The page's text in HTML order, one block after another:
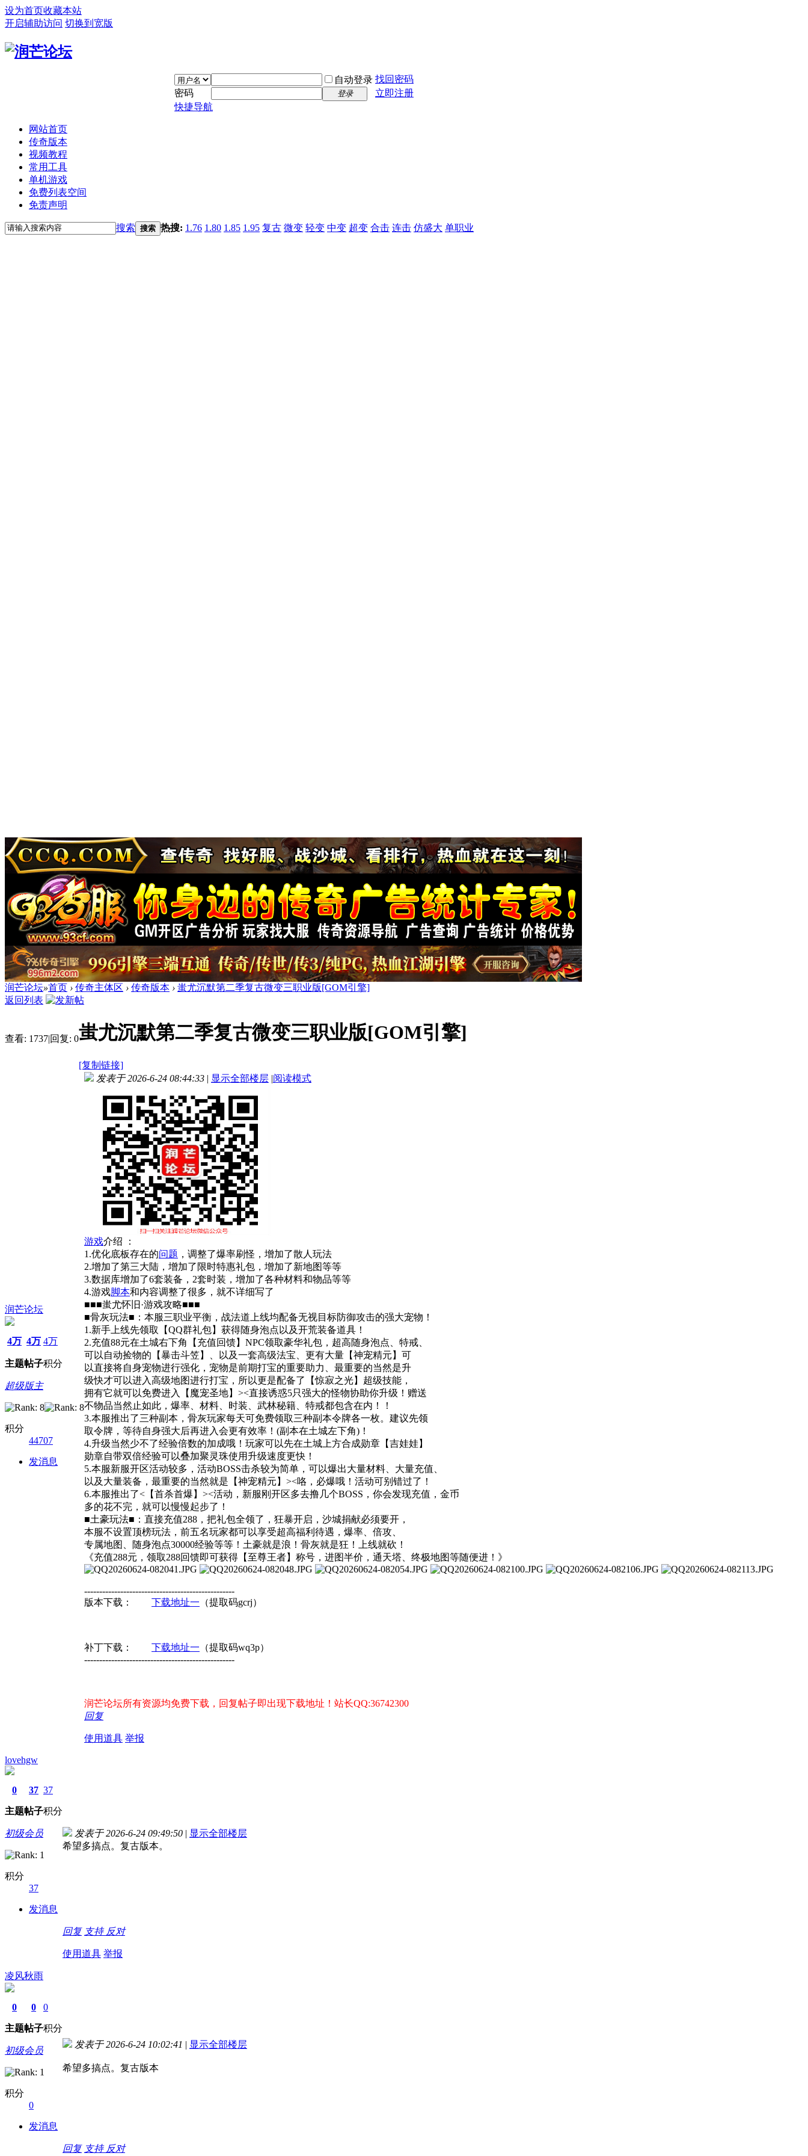
设为首页收藏本站
开启辅助访问 切换到宽版
自动登录 找回密码
密码
登录
立即注册
快捷导航
网站首页
传奇版本
视频教程
常用工具
单机游戏
免费列表空间
免责声明
搜索 搜索 热搜: 1.76 1.80 1.85 1.95 复古 微变 轻变 中变 超变 合击 连击 仿盛大 单职业
润芒论坛»首页 › 传奇主体区 › 传奇版本 › 蚩尤沉默第二季复古微变三职业版[GOM引擎]
返回列表
查看: 1737|回复: 0蚩尤沉默第二季复古微变三职业版[GOM引擎]
[复制链接]
润芒论坛
4万
主题
4万
帖子
4万
积分
超级版主
积分
44707
发消息
发表于 2026-6-24 08:44:33 | 显示全部楼层 |阅读模式
游戏介绍 ：
1.优化底板存在的问题 ，调整了爆率刷怪，增加了散人玩法
2.增加了第三大陆，增加了限时特惠礼包，增加了新地图等等
3.数据库增加了6套装备，2套时装，增加了各种材料和物品等等
4.游戏脚本和内容调整了很多，就不详细写了
■■■蚩尤怀旧·游戏攻略■■■
■骨灰玩法■：本服三职业平衡，战法道上线均配备无视目标防御攻击的强大宠物！
1.新手上线先领取【QQ群礼包】获得随身泡点以及开荒装备道具！
2.充值88元在土城右下角【充值回馈】NPC领取豪华礼包，超高随身泡点、特戒、
可以自动捡物的【暴击斗笠】、以及一套高级法宝、更有大量【神宠精元】可
以直接将自身宠物进行强化，宠物是前期打宝的重要助力、最重要的当然是升
级快才可以进入高级地图进行打宝，所以更是配备了【惊寂之光】超级技能，
拥有它就可以免费进入【魔宠圣地】><直接诱惑5只强大的怪物协助你升级！赠送
不物品当然止如此，爆率、材料、时装、武林秘籍、特戒都包含在内！！
3.本服推出了三种副本，骨灰玩家每天可免费领取三种副本令牌各一枚。建议先领
取令牌，等待自身强大后再进入会更有效率！(副本在土城左下角)！
4.升级当然少不了经验倍数的加成哦！玩家可以先在土城上方合成勋章【吉娃娃】
勋章自带双倍经验可以叠加聚灵珠使用升级速度更快！
5.本服新服开区活动较多，活动BOSS击杀较为简单，可以爆出大量材料、大量充值、
以及大量装备，最重要的当然就是【神宠精元】><咯，必爆哦！活动可别错过了！
6.本服推出了<【首杀首爆】><活动，新服刚开区多去撸几个BOSS，你会发现充值，金币
多的花不完，就可以慢慢起步了！
■土豪玩法■：直接充值288，把礼包全领了，狂暴开启，沙城捐献必须要开，
本服不设置顶榜玩法，前五名玩家都可以享受超高福利待遇，爆率、倍攻、
专属地图、随身泡点30000经验等等！土豪就是浪！骨灰就是狂！上线就砍！
《充值288元，领取288回馈即可获得【至尊王者】称号，进图半价，通天塔、终极地图等随便进！》
--------------------------------------------------
版本下载： 下载地址一 （提取码gcrj）
补丁下载： 下载地址一 （提取码wq3p）
--------------------------------------------------
润芒论坛所有资源均免费下载，回复帖子即出现下载地址！站长QQ:36742300
回复
使用道具 举报
lovehgw
0
主题
37
帖子
37
积分
初级会员
积分
37
发消息
发表于 2026-6-24 09:49:50 | 显示全部楼层
希望多搞点。复古版本。
回复 支持 反对
使用道具 举报
凌风秋雨
0
主题
0
帖子
0
积分
初级会员
积分
0
发消息
发表于 2026-6-24 10:02:41 | 显示全部楼层
希望多搞点。复古版本
回复 支持 反对